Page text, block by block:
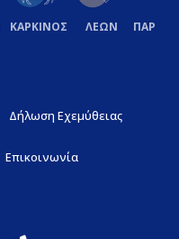
ΚΑΡΚΙΝΟΣ ΛΕΩΝ
Δήλωση Εχεμύθειας
Επικοινωνία